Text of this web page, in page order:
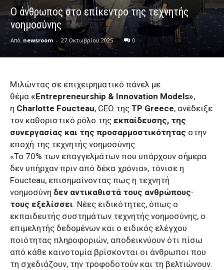
Ο άνθρωπος στο επίκεντρο της τεχνητής
νοημοσύνης
Από newsroom - 27 Οκτωβρίου 2025 0
Μιλώντας σε επιχειρηματικό πάνελ με
θέμα «Entrepreneurship & Innovation Models»,
η Charlotte Foucteau, CEO της TP Greece, ανέδειξε
τον καθοριστικό ρόλο της εκπαίδευσης, της
συνεργασίας και της προσαρμοστικότητας στην
εποχή της τεχνητής νοημοσύνης.
«Το 70% των επαγγελμάτων που υπάρχουν σήμερα
δεν υπήρχαν πριν από δέκα χρόνια», τόνισε η
Foucteau, επισημαίνοντας πως η τεχνητή
νοημοσύνη δεν αντικαθιστά τους ανθρώπους·
τους εξελίσσει. ​Νέες ειδικότητες, όπως ο
εκπαιδευτής συστημάτων τεχνητής νοημοσύνης, ο
επιμελητής δεδομένων και ο ειδικός ελέγχου
ποιότητας πληροφοριών, αποδεικνύουν ότι πίσω
από κάθε καινοτομία βρίσκονται οι άνθρωποι που
τη σχεδιάζουν, την τροφοδοτούν και τη βελτιώνουν.